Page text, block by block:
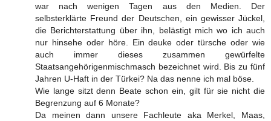
war nach wenigen Tagen aus den Medien. Der
selbsterklärte Freund der Deutschen, ein gewisser Jückel,
die Berichterstattung über ihn, belästigt mich wo ich auch
nur hinsehe oder höre. Ein deuke oder türsche oder wie
auch immer dieses zusammen gewürfelte
Staatsangehörigenmischmasch bezeichnet wird. Bis zu fünf
Jahren U-Haft in der Türkei? Na das nenne ich mal böse.
Wie lange sitzt denn Beate schon ein, gilt für sie nicht die
Begrenzung auf 6 Monate?
Da meinen dann unsere Fachleute aka Merkel, Maas,